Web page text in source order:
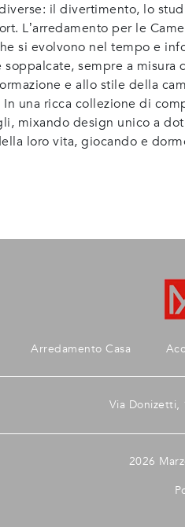
il divertimento, lo
L’arredamento per le
si evolvono nel tempo e
sempre a
e allo stile della
una ricca collezione di
mixando design unico a
loro vita, giocando e
Arredamento Casa
Via Donizetti,
2026